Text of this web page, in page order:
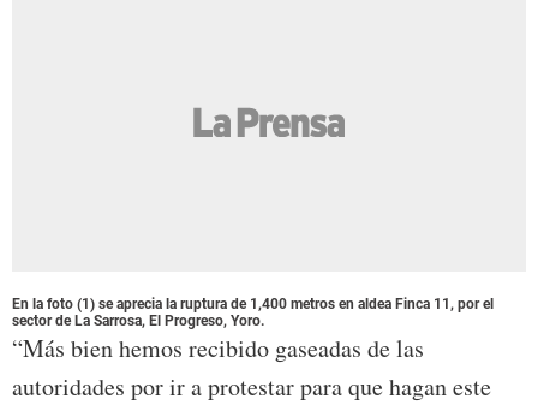
En la foto (1) se aprecia la ruptura de 1,400 metros en aldea Finca 11, por el
sector de La Sarrosa, El Progreso, Yoro.
“Más bien hemos recibido gaseadas de las
autoridades por ir a protestar para que hagan este